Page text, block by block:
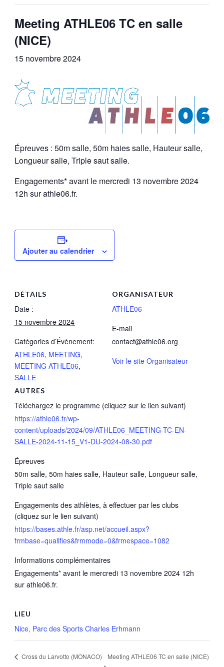
Meeting ATHLE06 TC en salle
(NICE)
15 novembre 2024
Épreuves : 50m salle, 50m haies salle, Hauteur salle,
Longueur salle, Triple saut salle.
Engagements* avant le mercredi 13 novembre 2024
12h sur athle06.fr.
Ajouter au calendrier
DÉTAILS
Date :
15 novembre 2024
Catégories d’Évènement:
ATHLE06, MEETING,
MEETING ATHLE06,
SALLE
ORGANISATEUR
ATHLE06
E-mail
contact@athle06.org
Voir le site Organisateur
AUTRES
Téléchargez le programme (cliquez sur le lien suivant)
https://athle06.fr/wp-
content/uploads/2024/09/ATHLE06_MEETING-TC-EN-
SALLE-2024-11-15_V1-DU-2024-08-30.pdf
Épreuves
50m salle, 50m haies salle, Hauteur salle, Longueur salle,
Triple saut salle
Engagements des athlètes, à effectuer par les clubs
(cliquez sur le lien suivant)
https://bases.athle.fr/asp.net/accueil.aspx?
frmbase=qualifies&frmmode=0&frmespace=1082
Informations complémentaires
Engagements* avant le mercredi 13 novembre 2024 12h
sur athle06.fr.
LIEU
Nice, Parc des Sports Charles Erhmann
Cross du Larvotto (MONACO) Meeting ATHLE06 TC en salle (NICE)